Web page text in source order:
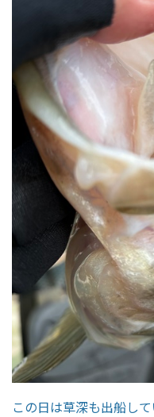
この日は草深も出船し